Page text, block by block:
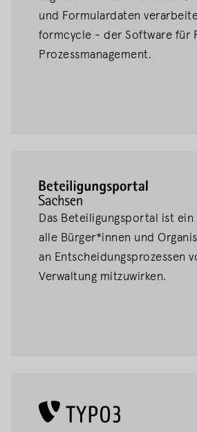
und Formulardaten
formcycle - der Software für
Prozessmanagement.
Beteiligungsportal
Das Beteiligungsportal ist ein
alle Bürger*innen und
an Entscheidungsprozessen
Verwaltung mitzuwirken.